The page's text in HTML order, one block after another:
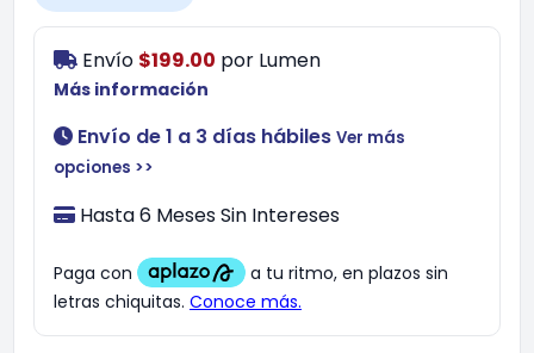
Envío $199.00 por Lumen
Más información
Envío de 1 a 3 días hábiles Ver más
opciones >>
Hasta 6 Meses Sin Intereses